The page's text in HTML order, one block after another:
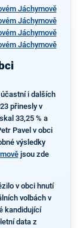
Jáchymově
Jáchymově
Jáchymově
Jáchymově
i dalších
přinesly v
33,25 % a
Pavel v obci
výsledky
jsou zde
v obci hnutí
volbách v
kandidující
data z